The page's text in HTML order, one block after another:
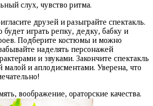
слух, чувство ритма.
друзей и разыграйте спектакль.
будет играть репку, дедку, бабку и
Подберите костюмы и можно
наделять персонажей
и звуками. Закончите спектакль
малой и аплодисментами. Уверена, что
воображение, ораторские качества.